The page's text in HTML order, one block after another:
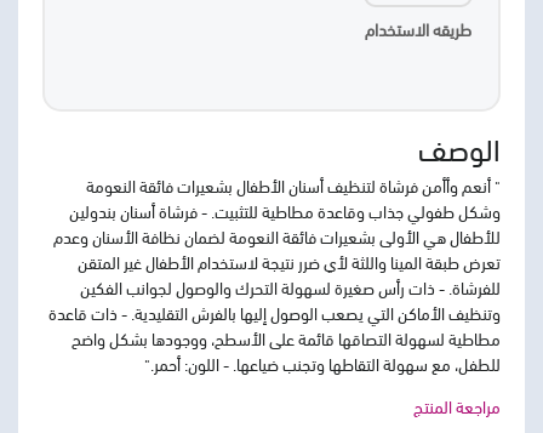
طريقه الاستخدام
الوصف
" أنعم وأأمن فرشاة لتنظيف أسنان الأطفال بشعيرات فائقة النعومة
وشكل طفولي جذاب وقاعدة مطاطية للتثبيت. - فرشاة أسنان بندولين
للأطفال هي الأولى بشعيرات فائقة النعومة لضمان نظافة الأسنان وعدم
تعرض طبقة المينا واللثة لأي ضرر نتيجة لاستخدام الأطفال غير المتقن
للفرشاة. - ذات رأس صغيرة لسهولة التحرك والوصول لجوانب الفكين
وتنظيف الأماكن التي يصعب الوصول إليها بالفرش التقليدية.​ - ذات قاعدة
مطاطية لسهولة التصاقها قائمة على الأسطح، ووجودها بشكل واضح
للطفل، مع سهولة التقاطها وتجنب ضياعها.​ - اللون: أحمر."
مراجعة المنتج